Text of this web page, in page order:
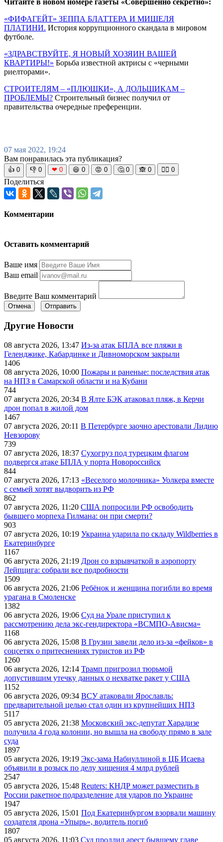
«ФИФАГЕЙТ» ЗЕППА БЛАТТЕРА И МИШЕЛЯ
ПЛАТИНИ. История коррупционного скандала в мировом
футболе.
«ЗДРАВСТВУЙТЕ, Я НОВЫЙ ХОЗЯИН ВАШЕЙ
КВАРТИРЫ!» Борьба известной актрисы с «черными
риелторами».
СТРОИТЕЛЯМ – «ПЛЮШКИ», А ДОЛЬЩИКАМ –
ПРОБЛЕМЫ? Строительный бизнес получил от
правительства очередные преференции.
07 мая 2022, 19:24
Вам понравилась эта публикация?
👍 0 👎 0 ❤ 0 😆 0 😡 0 🤔 0 🙈 0 🧘‍♀️ 0
Поделиться
Комментарии
Оставить комментарий
Ваше имя
Ваш email
Введите Ваш комментарий
Отмена Отправить
Другие Новости
08 августа 2026, 13:47 Из-за атак БПЛА все пляжи в
Геленджике, Кабардинке и Дивноморском закрыли
1406
08 августа 2026, 10:00 Пожары и раненые: последствия атак
на НПЗ в Самарской области и на Кубани
744
07 августа 2026, 20:34 В Ялте БЭК атаковал пляж, в Керчи
дрон попал в жилой дом
1467
07 августа 2026, 20:11 В Петербурге заочно арестовали Лидию
Невзорову
739
07 августа 2026, 18:37 Сухогруз под турецким флагом
подвергся атаке БПЛА у порта Новороссийск
844
07 августа 2026, 17:13 «Веселого молочника» Уолкера вместе
с семьей хотят выдворить из РФ
862
07 августа 2026, 11:20 США попросили РФ освободить
бывшего морпеха Гилмана: он при смерти?
903
07 августа 2026, 10:19 Украина ударила по складу Wildberries в
Екатеринбурге
1167
06 августа 2026, 21:19 Дрон со взрывчаткой в аэропорту
Лейпцига: собрали все подробности
1509
06 августа 2026, 21:06 Ребёнок и женщина погибли во время
урагана в Смоленске
1382
06 августа 2026, 19:06 Суд на Урале приступил к
рассмотрению дела экс-гендиректора «ВСМПО-Ависма»
1168
06 августа 2026, 15:08 В Грузии завели дело из-за «фейков» в
соцсетях о притеснениях туристов из РФ
1260
06 августа 2026, 12:14 Трамп пригрозил тюрьмой
допустившим утечку данных о нехватке ракет у США
1152
06 августа 2026, 09:34 ВСУ атаковали Ярославль:
предварительной целью стал один из крупнейших НПЗ
5117
05 августа 2026, 21:38 Московский экс-депутат Харадизе
получила 4 года колонии, но вышла на свободу прямо в зале
суда
1897
05 августа 2026, 19:19 Экс-зама Набиуллиной в ЦБ Исаева
объявили в розыск по делу хищения 4 млрд рублей
2547
05 августа 2026, 15:48 Reuters: КНДР может разместить в
России ракетное подразделение для ударов по Украине
1947
05 августа 2026, 15:01 Под Екатеринбургом взорвали машину
создателя дрона «Упырь», водитель погиб
1807
05 августа 2026, 11:03 Суд продлил арест бывшему главе